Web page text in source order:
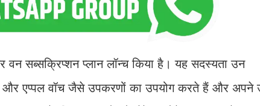
सब्सक्रिप्शन प्लान लॉन्च किया है। यह सदस्यता उन
और एप्पल वॉच जैसे उपकरणों का उपयोग करते हैं और अपने